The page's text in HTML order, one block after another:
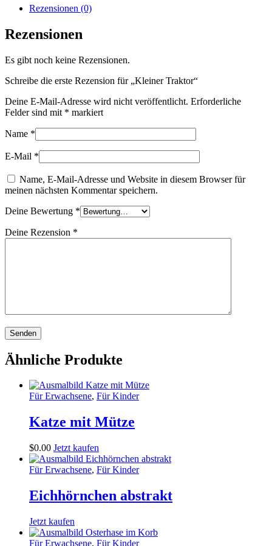
Rezensionen (0)
Rezensionen
Es gibt noch keine Rezensionen.
Schreibe die erste Rezension für „Kleiner Traktor“
Deine E-Mail-Adresse wird nicht veröffentlicht. Erforderliche
Felder sind mit * markiert
Name *
E-Mail *
Name, E-Mail-Adresse und Website in diesem Browser für
meinen nächsten Kommentar speichern.
Deine Bewertung *
Deine Rezension *
Ähnliche Produkte
Für Erwachsene, Für Kinder
Katze mit Mütze
$0.00 Jetzt kaufen
Für Erwachsene, Für Kinder
Eichhörnchen abstrakt
Jetzt kaufen
Für Erwachsene, Für Kinder